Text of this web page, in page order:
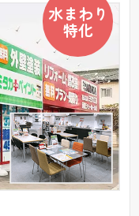
水まわり
特化